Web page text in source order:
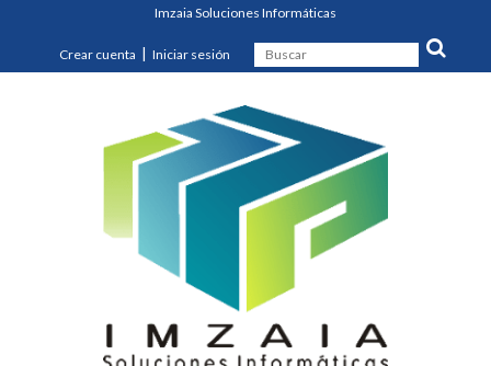
Imzaia Soluciones Informáticas
Crear cuenta | Iniciar sesión